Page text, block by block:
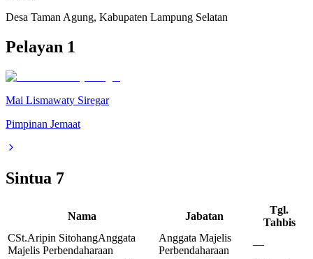
Desa Taman Agung, Kabupaten Lampung Selatan
Pelayan 1
Mai Lismawaty Siregar
Pimpinan Jemaat
Sintua 7
Nama Jabatan
Tgl.
Tahbis
CSt.Aripin SitohangAnggata
Majelis Perbendaharaan
Anggata Majelis
Perbendaharaan
—